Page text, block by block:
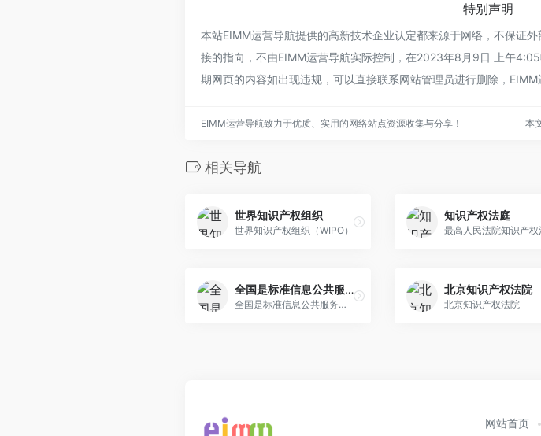
特别声明
本站EIMM运营导航提供的高新技术企业认定都来源于网络，不保证
接的指向，不由EIMM运营导航实际控制，在2023年8月9日 上午
期网页的内容如出现违规，可以直接联系网站管理员进行删除，EIMM
EIMM运营导航致力于优质、实用的网络站点资源收集与分享！ 本
相关导航
世界知识产权组织
世界知识产权组织（WIPO）
知识产权法庭
最高人民法院知识产权
全国是标准信息公共服务平台
全国是标准信息公共服务平台
北京知识产权法院
北京知识产权法院
网站首页